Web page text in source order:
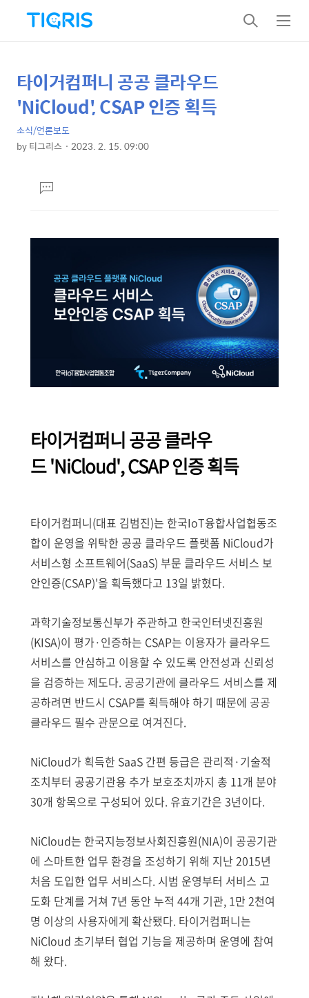
검
색
메
뉴
상
세
컨
텐
본
제
목
타이거컴퍼니 공공 클라우드
'NiCloud', CSAP 인증 획득
소식/언론보도
by티그리스 2023. 2. 15. 09:00
댓
글
타이거컴퍼니 공공 클라우
드 'NiCloud', CSAP 인증 획득
타이거컴퍼니(대표 김범진)는 한국IoT융합사업협동조
합이 운영을 위탁한 공공 클라우드 플랫폼 NiCloud가
서비스형 소프트웨어(SaaS) 부문 클라우드 서비스 보
안인증(CSAP)'을 획득했다고 13일 밝혔다.
과학기술정보통신부가 주관하고 한국인터넷진흥원
(KISA)이 평가·인증하는 CSAP는 이용자가 클라우드
서비스를 안심하고 이용할 수 있도록 안전성과 신뢰성
을 검증하는 제도다. 공공기관에 클라우드 서비스를 제
공하려면 반드시 CSAP를 획득해야 하기 때문에 공공
클라우드 필수 관문으로 여겨진다.
NiCloud가 획득한 SaaS 간편 등급은 관리적·기술적
조치부터 공공기관용 추가 보호조치까지 총 11개 분야
30개 항목으로 구성되어 있다. 유효기간은 3년이다.
NiCloud는 한국지능정보사회진흥원(NIA)이 공공기관
에 스마트한 업무 환경을 조성하기 위해 지난 2015년
처음 도입한 업무 서비스다. 시범 운영부터 서비스 고
도화 단계를 거쳐 7년 동안 누적 44개 기관, 1만 2천여
명 이상의 사용자에게 확산됐다. 타이거컴퍼니는
NiCloud 초기부터 협업 기능을 제공하며 운영에 참여
해 왔다.